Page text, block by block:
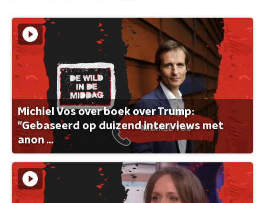
Michiel Vos over boek over Trump:
"Gebaseerd op duizend interviews met
anon ...